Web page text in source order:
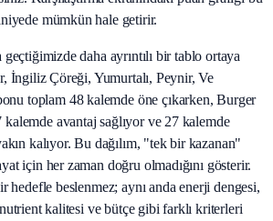
mümkün hale getirir.
daha ayrıntılı bir tablo ortaya
İngiliz Çöreği, Yumurtalı, Peynir, Ve
toplam 48 kalemde öne çıkarken, Burger
avantaj sağlıyor ve 27 kalemde
kalıyor. Bu dağılım, "tek bir kazanan"
için her zaman doğru olmadığını gösterir.
hedefle beslenmez; aynı anda enerji dengesi,
kalitesi ve bütçe gibi farklı kriterleri